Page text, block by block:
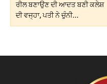
ਰੀਲ ਬਣਾਉਣ ਦੀ ਆਦਤ ਬਣੀ ਕਲੇਸ਼
ਦੀ ਵਜ੍ਹਾ, ਪਤੀ ਨੇ ਚੁੰਨੀ...